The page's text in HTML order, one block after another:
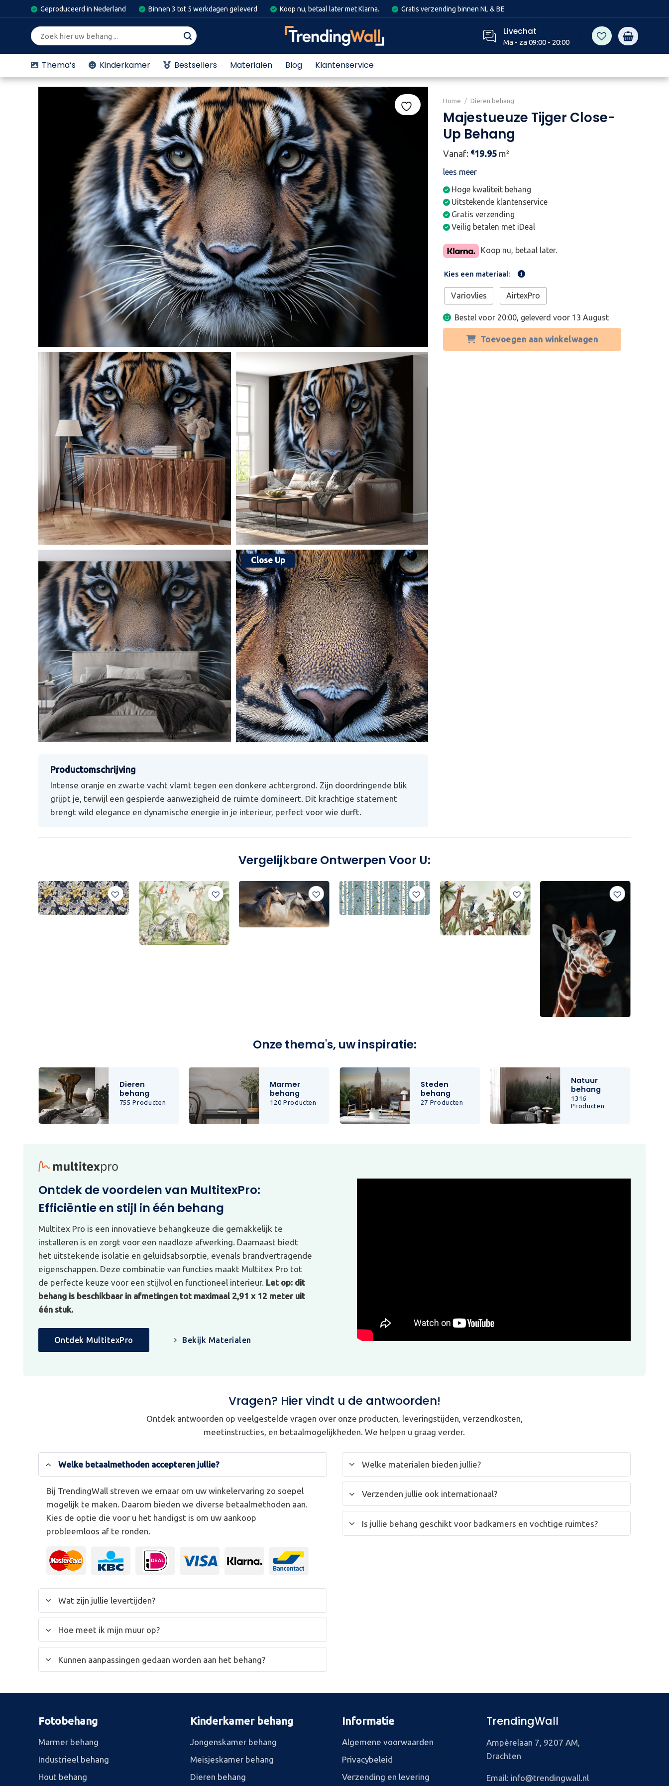
to
Geproduceerd in Nederland Binnen 3 tot 5 werkdagen geleverd Koop nu, betaal later met Klarna. Gratis verzending binnen NL & BE
Zoeken
naar:
Livechat
Ma - za 09:00 - 20:00
Thema’s Kinderkamer Bestsellers Materialen Blog Klantenservice
Home / Dieren behang
Majestueuze Tijger Close-
Up Behang
Vanaf: €19.95 m²
lees meer
Hoge kwaliteit behang
Uitstekende klantenservice
Gratis verzending
Veilig betalen met iDeal
Koop nu, betaal later.
Kies een materiaal:
Variovlies AirtexPro
Bestel voor 20:00, geleverd voor 13 August
Toevoegen aan winkelwagen
Intense oranje en zwarte vacht vlamt tegen een donkere achtergrond. Zijn doordringende blik
grijpt je, terwijl een gespierde aanwezigheid de ruimte domineert. Dit krachtige statement
brengt wild elegance en dynamische energie in je interieur, perfect voor wie durft.
Vergelijkbare Ontwerpen Voor U:
Onze thema's, uw inspiratie:
Dieren
behang
755 Producten
Marmer
behang
120 Producten
Steden
behang
27 Producten
Natuur
behang
1316
Producten
Ontdek de voordelen van MultitexPro:
Efficiëntie en stijl in één behang
Multitex Pro is een innovatieve behangkeuze die gemakkelijk te
installeren is en zorgt voor een naadloze afwerking. Daarnaast biedt
het uitstekende isolatie en geluidsabsorptie, evenals brandvertragende
eigenschappen. Deze combinatie van functies maakt Multitex Pro tot
de perfecte keuze voor een stijlvol en functioneel interieur. Let op: dit
behang is beschikbaar in afmetingen tot maximaal 2,91 x 12 meter uit
één stuk.
Ontdek MultitexPro Bekijk Materialen
Vragen? Hier vindt u de antwoorden!
Ontdek antwoorden op veelgestelde vragen over onze producten, leveringstijden, verzendkosten,
meetinstructies, en betaalmogelijkheden. We helpen u graag verder.
Welke betaalmethoden accepteren jullie?
Bij TrendingWall streven we ernaar om uw winkelervaring zo soepel
mogelijk te maken. Daarom bieden we diverse betaalmethoden aan.
Kies de optie die voor u het handigst is om uw aankoop
probleemloos af te ronden.
Wat zijn jullie levertijden?
Hoe meet ik mijn muur op?
Kunnen aanpassingen gedaan worden aan het behang?
Welke materialen bieden jullie?
Verzenden jullie ook internationaal?
Is jullie behang geschikt voor badkamers en vochtige ruimtes?
Fotobehang
Marmer behang
Industrieel behang
Hout behang
Kinderkamer behang
Jongenskamer behang
Meisjeskamer behang
Dieren behang
Informatie
Algemene voorwaarden
Privacybeleid
Verzending en levering
TrendingWall
Ampèrelaan 7, 9207 AM,
Drachten
Email: info@trendingwall.nl